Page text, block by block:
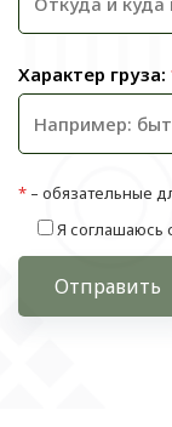
Характер груза:
* – обязательные
Я соглашаюсь
Отправить